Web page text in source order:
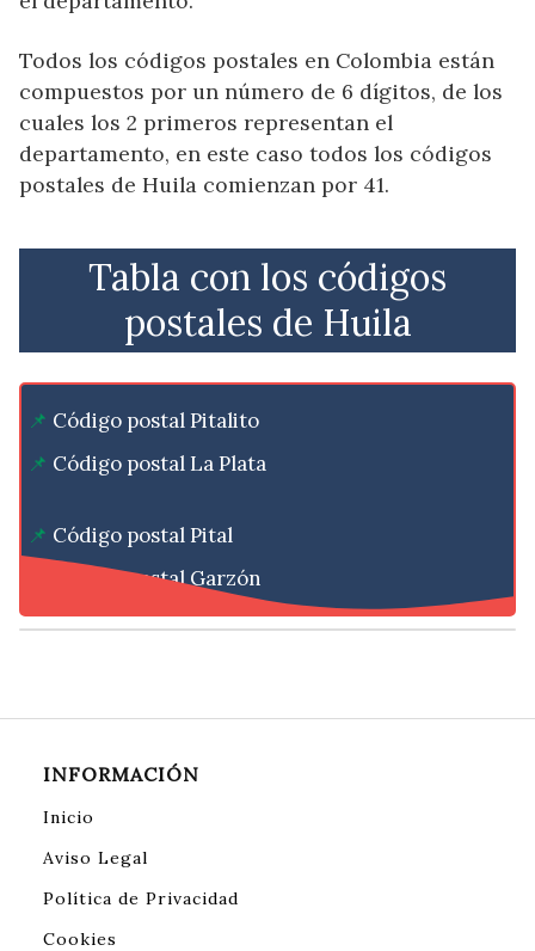
Todos los códigos postales en Colombia están
compuestos por un número de 6 dígitos, de los
cuales los 2 primeros representan el
departamento, en este caso todos los códigos
postales de Huila comienzan por 41.
Tabla con los códigos
postales de Huila
Código postal Pitalito
Código postal La Plata
Código postal Pital
Código postal Garzón
INFORMACIÓN
Inicio
Aviso Legal
Política de Privacidad
Cookies